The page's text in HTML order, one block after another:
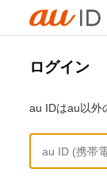
ログイン
au IDはau以外